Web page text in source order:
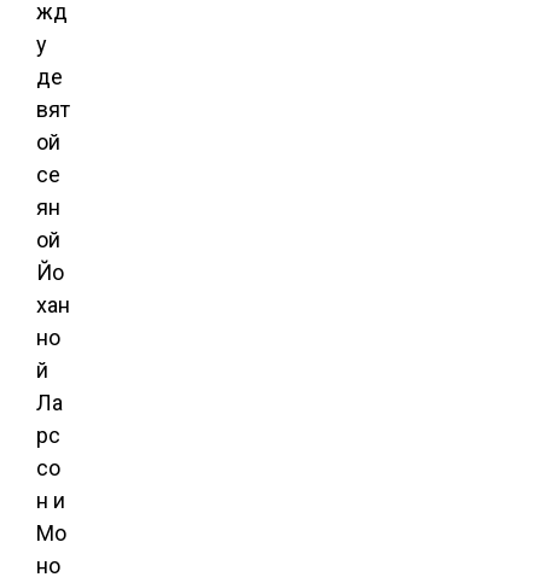
жд
у
де
вят
ой
се
ян
ой
Йо
хан
но
й
Ла
рс
со
н и
Мо
но